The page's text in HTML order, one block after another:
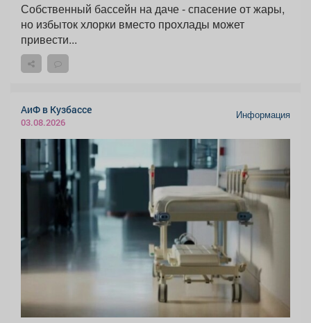
Собственный бассейн на даче - спасение от жары,
но избыток хлорки вместо прохлады может
привести...
АиФ в Кузбассе
03.08.2026
Информация